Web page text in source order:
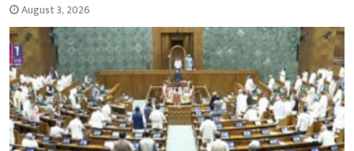
August 3, 2026